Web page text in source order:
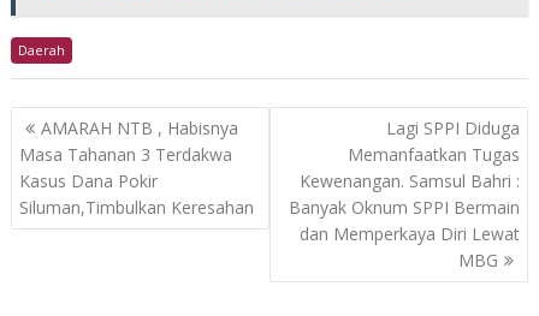
Daerah
Post
navigation
AMARAH NTB , Habisnya
Masa Tahanan 3 Terdakwa
Kasus Dana Pokir
Siluman,Timbulkan Keresahan
Lagi SPPI Diduga
Memanfaatkan Tugas
Kewenangan. Samsul Bahri :
Banyak Oknum SPPI Bermain
dan Memperkaya Diri Lewat
MBG